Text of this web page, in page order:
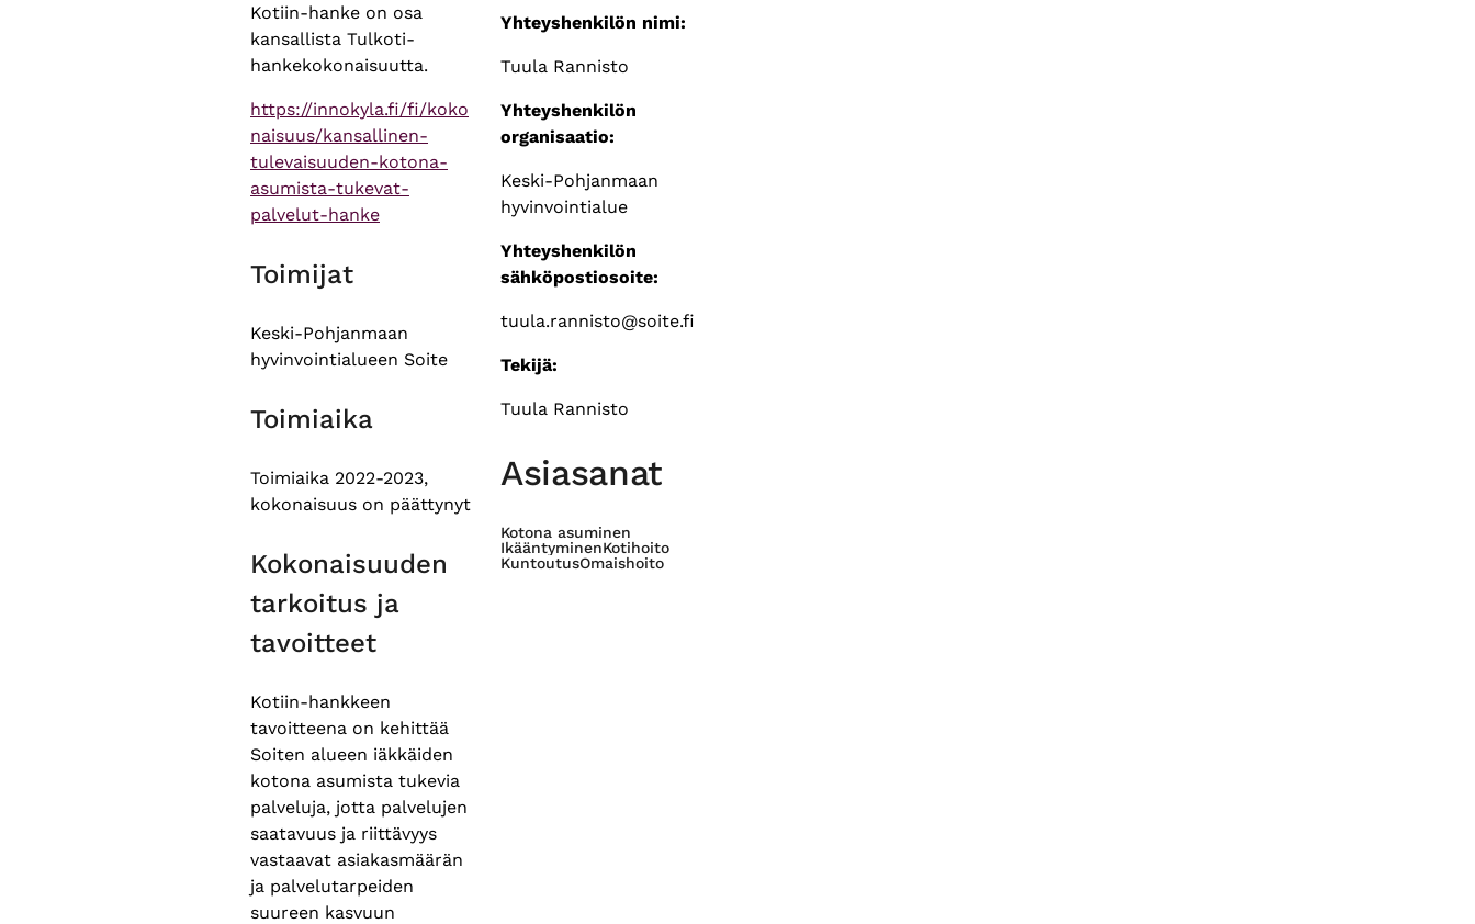
Kotiin-hanke on osa
kansallista Tulkoti-
hankekokonaisuutta.
https://innokyla.fi/fi/koko
naisuus/kansallinen-
tulevaisuuden-kotona-
asumista-tukevat-
palvelut-hanke
Toimijat
Keski-Pohjanmaan
hyvinvointialueen Soite
Toimiaika
Toimiaika 2022-2023,
kokonaisuus on päättynyt
Kokonaisuuden
tarkoitus ja
tavoitteet
Kotiin-hankkeen
tavoitteena on kehittää
Soiten alueen iäkkäiden
kotona asumista tukevia
palveluja, jotta palvelujen
saatavuus ja riittävyys
vastaavat asiakasmäärän
ja palvelutarpeiden
suureen kasvuun
Yhteyshenkilön nimi:
Tuula Rannisto
Yhteyshenkilön
organisaatio:
Keski-Pohjanmaan
hyvinvointialue
Yhteyshenkilön
sähköpostiosoite:
tuula.rannisto@soite.fi
Tekijä:
Tuula Rannisto
Asiasanat
Kotona asuminen
IkääntyminenKotihoito
KuntoutusOmaishoito